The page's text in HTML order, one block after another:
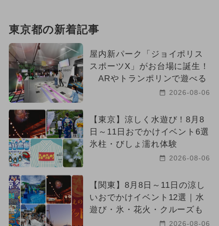
東京都の新着記事
屋内新パーク「ジョイポリス
スポーツX」がお台場に誕生！
ARやトランポリンで遊べる
2026-08-06
【東京】涼しく水遊び！8月8
日～11日おでかけイベント6選
氷柱・びしょ濡れ体験
2026-08-06
【関東】8月8日～11日の涼し
いおでかけイベント12選｜水
遊び・氷・花火・クルーズも
2026-08-06